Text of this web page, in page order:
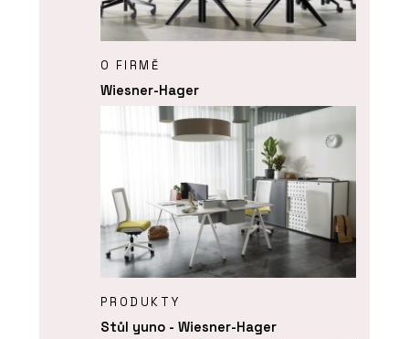
O FIRMĚ
Wiesner-Hager
PRODUKTY
Stůl yuno - Wiesner-Hager